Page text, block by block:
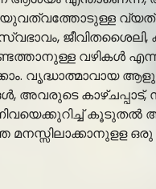
വഴികൾ
വൃദ്ധാത്മാവായ
അവരുടെ
മനസ്സിലാക്കാനുളള ഒരു